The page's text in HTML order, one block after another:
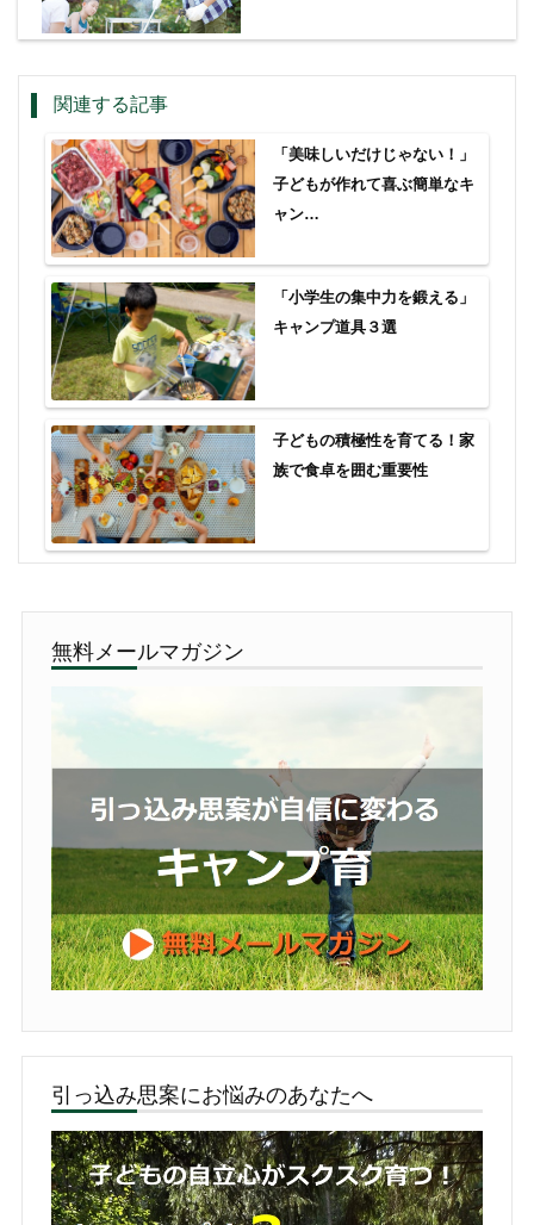
関連する記事
「美味しいだけじゃない！」
子どもが作れて喜ぶ簡単なキ
ャン…
「小学生の集中力を鍛える」
キャンプ道具３選
子どもの積極性を育てる！家
族で食卓を囲む重要性
無料メールマガジン
引っ込み思案にお悩みのあなたへ